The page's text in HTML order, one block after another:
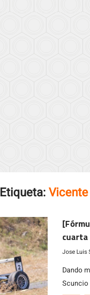
Etiqueta:
cuarta
título
Jose Luis
Dando
Scuncio